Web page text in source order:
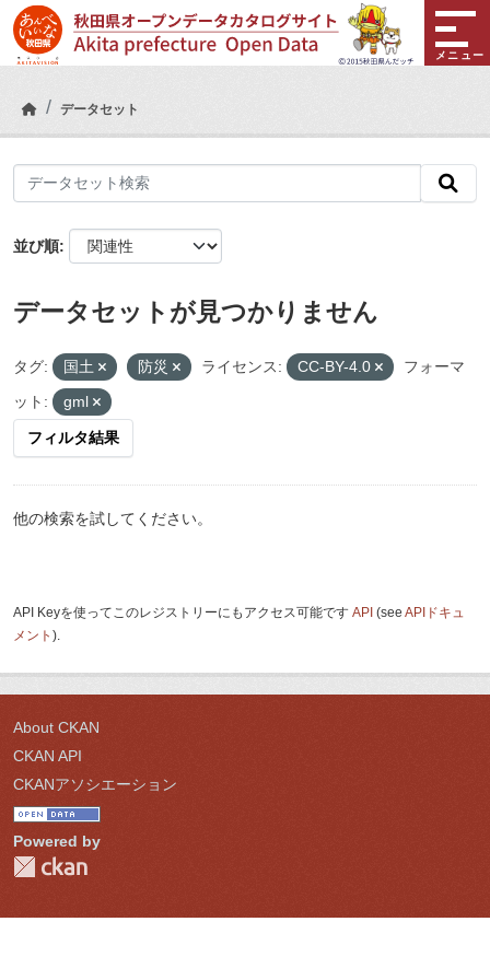
Skip to main content
メニュー
データセット
並び順
データセットが見つかりません
タグ: 国土 防災 ライセンス: CC-BY-4.0
フォーマ
ット:
gml
フィルタ結果
他の検索を試してください。
API Keyを使ってこのレジストリーにもアクセス可能です API (see APIドキュ
メント ).
About CKAN
CKAN API
CKANアソシエーション
Powered by